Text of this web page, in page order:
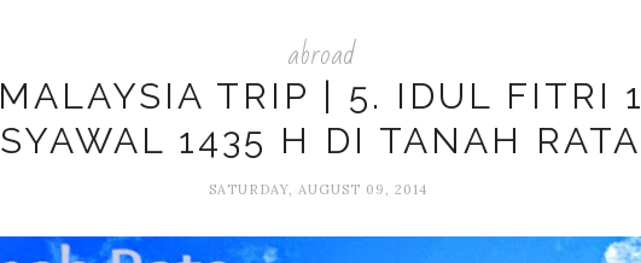
abroad
MALAYSIA TRIP | 5. IDUL FITRI 1
SYAWAL 1435 H DI TANAH RATA
SATURDAY, AUGUST 09, 2014